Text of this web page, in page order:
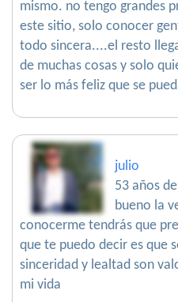
mismo. no tengo grandes
este sitio, solo conocer
todo sincera....el resto
de muchas cosas y solo
ser lo más feliz que se
julio
53 años
bueno la
conocerme tendrás que
que te puedo decir es que
sinceridad y lealtad son
mi vida